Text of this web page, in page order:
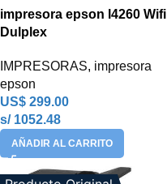
impresora epson l4260 Wifi
Dulplex
IMPRESORAS, impresora
epson
US$ 299.00
s/ 1052.48
AÑADIR AL CARRITO